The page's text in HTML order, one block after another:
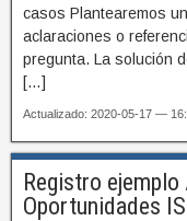
casos Plantearemos
aclaraciones o
pregunta. La solución
[…]
Actualizado: 2020-05-17 —
Registro
Oportunidades